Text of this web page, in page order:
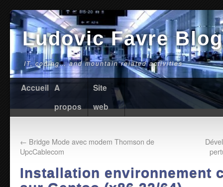
Ludovic Favre Blog
IT, coding… and mountain related activities
Accueil A
propos
Site
web
← Bridge Mode avec modem Thomson de
UpcCablecom
Installation environnement